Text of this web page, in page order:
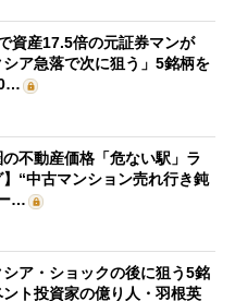
資産17.5倍の元証券マンが
シア急落で次に狙う」5銘柄を
の不動産価格「危ない駅」ラ
】“中古マンション売れ行き鈍
…
シア・ショックの後に狙う5銘
ト投資家の億り人・羽根英